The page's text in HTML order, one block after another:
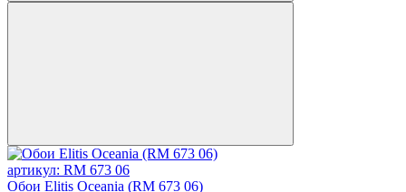
артикул: RM 673 06
Обои Elitis Oceania (RM 673 06)